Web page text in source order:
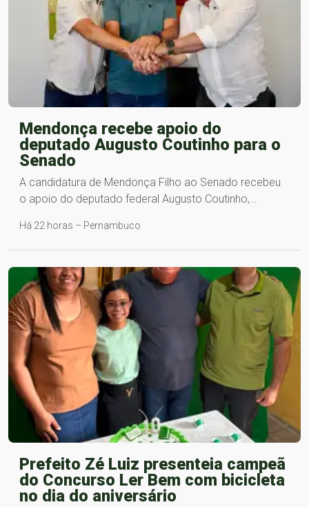
Mendonça recebe apoio do
deputado Augusto Coutinho para o
Senado
A candidatura de Mendonça Filho ao Senado recebeu
o apoio do deputado federal Augusto Coutinho,…
Há 22 horas – Pernambuco
Prefeito Zé Luiz presenteia campeã
do Concurso Ler Bem com bicicleta
no dia do aniversário